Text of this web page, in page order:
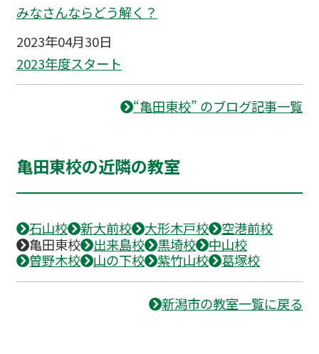
みなさんならどう解く？
2023年04月30日
2023年度スタート
“亀田東校” のブログ記事一覧
亀田東校の近隣の教室
石山校 新大前校 大形木戸校
空港前校
亀田東校
出来島校 黒埼校
中山校
曽野木校
山の下校 紫竹山校 葛塚校
新潟市の教室一覧に戻る